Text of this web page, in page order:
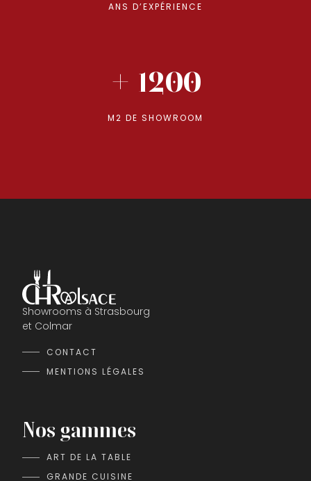
ANS D’EXPÉRIENCE
+ 1200
M2 DE SHOWROOM
Showrooms à Strasbourg
et Colmar
CONTACT
MENTIONS LÉGALES
Nos gammes
ART DE LA TABLE
GRANDE CUISINE